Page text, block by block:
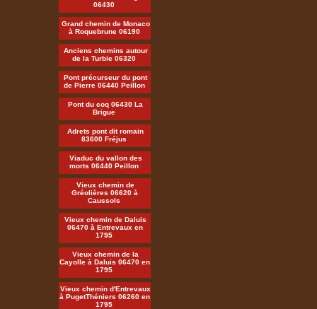
06430
Grand chemin de Monaco
à Roquebrune 06190
Anciens chemins autour
de la Turbie 06320
Pont précurseur du pont
de Pierre 06440 Peillon
Pont du coq 06430 La
Brigue
Adrets pont dit romain
83600 Fréjus
Viaduc du vallon des
morts 06440 Peillon
Vieux chemin de
Gréolières 06620 à
Caussols
Vieux chemin de Daluis
06470 à Entrevaux en
1795
Vieux chemin de la
Cayolle à Daluis 06470 en
1795
Vieux chemin d'Entrevaux
à PugetThéniers 06260 en
1795